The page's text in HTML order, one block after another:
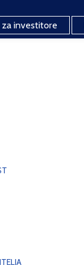
investitore